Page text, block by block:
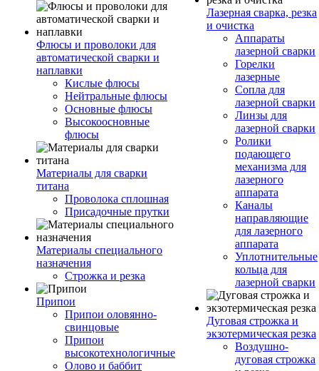
Флюсы и проволоки для
автоматической сварки и
наплавки
Кислые флюсы
Нейтральные флюсы
Основные флюсы
Высокоосновные
флюсы
Материалы для сварки
титана
Проволока сплошная
Присадочные прутки
Материалы специального
назначения
Строжка и резка
Припои
Припои оловянно-
свинцовые
Припои
высокотехнологичные
Олово и баббит
Лазерная сварка, резка
и очистка
Аппараты
лазерной сварки
Горелки
лазерные
Сопла для
лазерной сварки
Линзы для
лазерной сварки
Ролики
подающего
механизма для
лазерного
аппарата
Каналы
направляющие
для лазерного
аппарата
Уплотнительные
кольца для
лазерной сварки
Дуговая строжка и
экзотермическая резка
Воздушно-
дуговая строжка